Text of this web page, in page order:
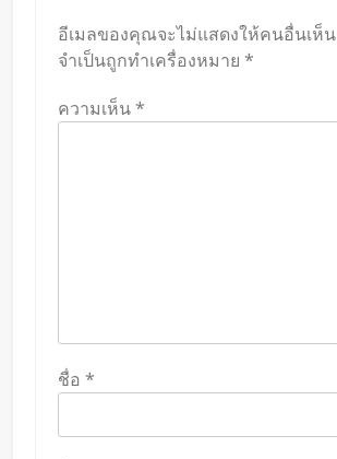
อีเมลของคุณจะไม่แสดงให้คนอื่นเห็น
จำเป็นถูกทำเครื่องหมาย *
ความเห็น*
ชื่อ *